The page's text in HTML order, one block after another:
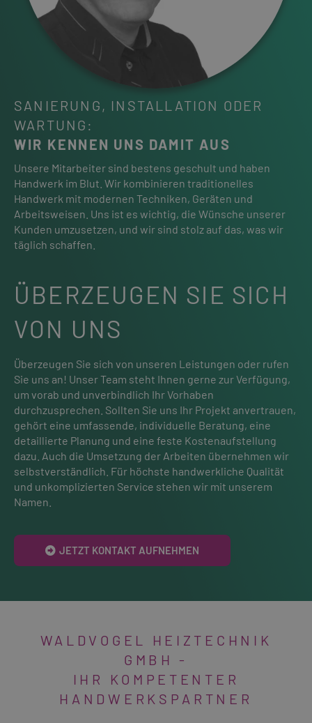
SANIERUNG, INSTALLATION ODER
WARTUNG:
WIR KENNEN UNS DAMIT AUS
Unsere Mitarbeiter sind bestens geschult und haben
Handwerk im Blut. Wir kombinieren traditionelles
Handwerk mit modernen Techniken, Geräten und
Arbeitsweisen. Uns ist es wichtig, die Wünsche unserer
Kunden umzusetzen, und wir sind stolz auf das, was wir
täglich schaffen.
ÜBERZEUGEN SIE SICH
VON UNS
Überzeugen Sie sich von unseren Leistungen oder rufen
Sie uns an! Unser Team steht Ihnen gerne zur Verfügung,
um vorab und unverbindlich Ihr Vorhaben
durchzusprechen. Sollten Sie uns Ihr Projekt anvertrauen,
gehört eine umfassende, individuelle Beratung, eine
detaillierte Planung und eine feste Kostenaufstellung
dazu. Auch die Umsetzung der Arbeiten übernehmen wir
selbstverständlich. Für höchste handwerkliche Qualität
und unkomplizierten Service stehen wir mit unserem
Namen.
JETZT KONTAKT AUFNEHMEN
WALDVOGEL HEIZTECHNIK
GMBH -
IHR KOMPETENTER
HANDWERKSPARTNER